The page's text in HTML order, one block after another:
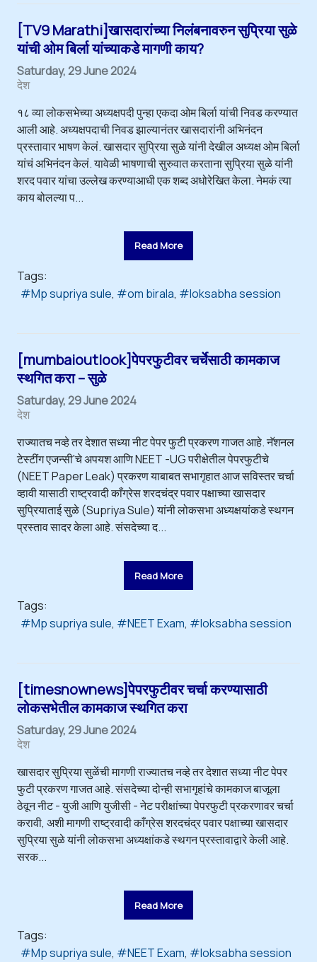
[TV9 Marathi]खासदारांच्या निलंबनावरुन सुप्रिया सुळे
यांची ओम बिर्ला यांच्याकडे मागणी काय?
Saturday, 29 June 2024
देश
१८ व्या लोकसभेच्या अध्यक्षपदी पुन्हा एकदा ओम बिर्ला यांची निवड करण्यात
आली आहे. अध्यक्षपदाची निवड झाल्यानंतर खासदारांनी अभिनंदन
प्रस्तावार भाषण केलं. खासदार सुप्रिया सुळे यांनी देखील अध्यक्ष ओम बिर्ला
यांचं अभिनंदन केलं. यावेळी भाषणाची सुरुवात करताना सुप्रिया सुळे यांनी
शरद पवार यांचा उल्लेख करण्याआधी एक शब्द अधोरेखित केला. नेमकं त्या
काय बोलल्या प...
Read More
Tags:
Mp supriya sule
om birala loksabha session
[mumbaioutlook]पेपरफुटीवर चर्चेसाठी कामकाज
स्थगित करा – सुळे
Saturday, 29 June 2024
देश
राज्यातच नव्हे तर देशात सध्या नीट पेपर फुटी प्रकरण गाजत आहे. नॅशनल
टेस्टींग एजन्सी'चे अपयश आणि NEET -UG परीक्षेतील पेपरफुटीचे
(NEET Paper Leak) प्रकरण याबाबत सभागृहात आज सविस्तर चर्चा
व्हावी यासाठी राष्ट्रवादी काँग्रेस शरदचंद्र पवार पक्षाच्या खासदार
सुप्रियाताई सुळे (Supriya Sule) यांनी लोकसभा अध्यक्षयांकडे स्थगन
प्रस्ताव सादर केला आहे. संसदेच्या द...
Read More
Tags:
Mp supriya sule
NEET Exam loksabha session
[timesnownews]पेपरफुटीवर चर्चा करण्यासाठी
लोकसभेतील कामकाज स्थगित करा
Saturday, 29 June 2024
देश
खासदार सुप्रिया सुळेंंची मागणी राज्यातच नव्हे तर देशात सध्या नीट पेपर
फुटी प्रकरण गाजत आहे. संसदेच्या दोन्ही सभागृहांचे कामकाज बाजूला
ठेवून नीट - युजी आणि युजीसी - नेट परीक्षांच्या पेपरफुटी प्रकरणावर चर्चा
करावी, अशी मागणी राष्ट्रवादी काँग्रेस शरदचंद्र पवार पक्षाच्या खासदार
सुप्रिया सुळे यांनी लोकसभा अध्यक्षांकडे स्थगन प्रस्तावाद्वारे केली आहे.
सरक...
Read More
Tags:
Mp supriya sule
NEET Exam loksabha session